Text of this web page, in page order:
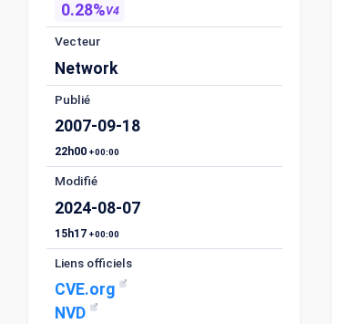
0.28%V4
Vecteur
Network
Publié
2007-09-18
22h00 +00:00
Modifié
2024-08-07
15h17 +00:00
Liens officiels
CVE.org
NVD